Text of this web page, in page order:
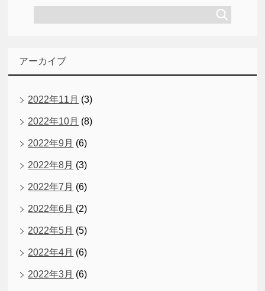
アーカイブ
2022年11月 (3)
2022年10月 (8)
2022年9月 (6)
2022年8月 (3)
2022年7月 (6)
2022年6月 (2)
2022年5月 (5)
2022年4月 (6)
2022年3月 (6)